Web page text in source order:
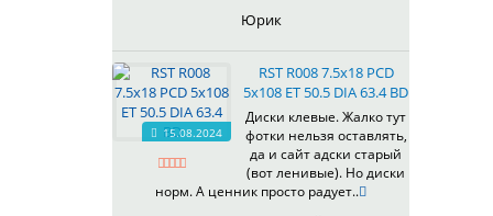
602
604
607
614
622
Юрик
15.08.2024
RST R008 7.5x18 PCD
5x108 ET 50.5 DIA 63.4 BD
Диски клевые. Жалко тут
фотки нельзя оставлять,
да и сайт адски старый
(вот ленивые). Но диски
норм. А ценник просто радует..